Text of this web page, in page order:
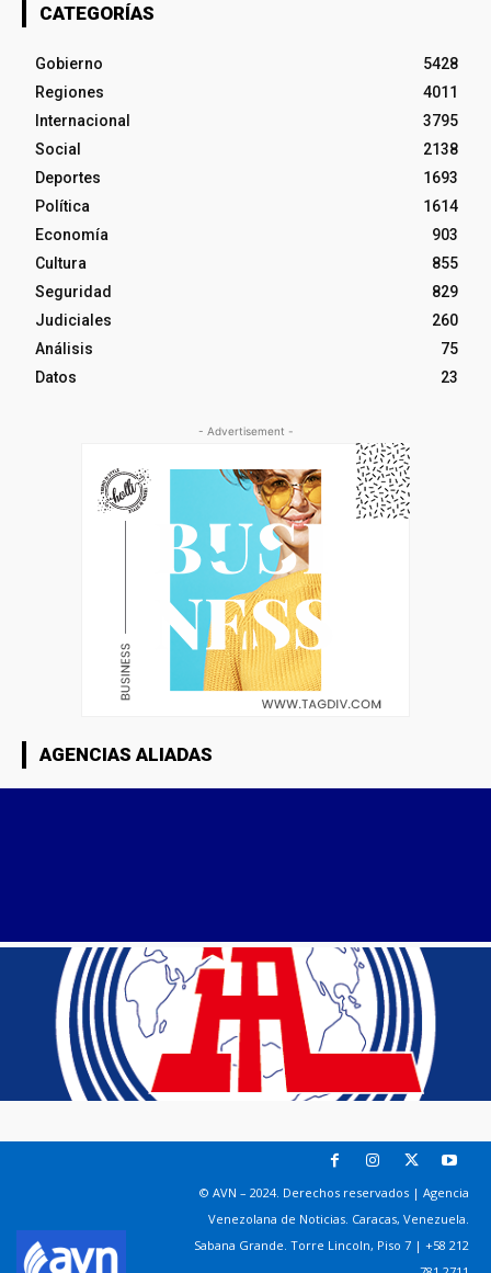
CATEGORÍAS
Gobierno
5428
Regiones
4011
Internacional
3795
Social
2138
Deportes
1693
Política
1614
Economía
903
Cultura
855
Seguridad
829
Judiciales
260
Análisis
75
Datos
23
- Advertisement -
AGENCIAS ALIADAS
© AVN – 2024. Derechos reservados | Agencia
Venezolana de Noticias. Caracas, Venezuela.
Sabana Grande. Torre Lincoln, Piso 7 | +58 212